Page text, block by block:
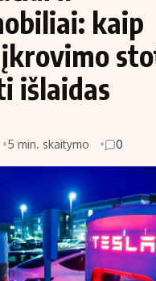
kaip
išlaidas
5 min. skaitymo 0